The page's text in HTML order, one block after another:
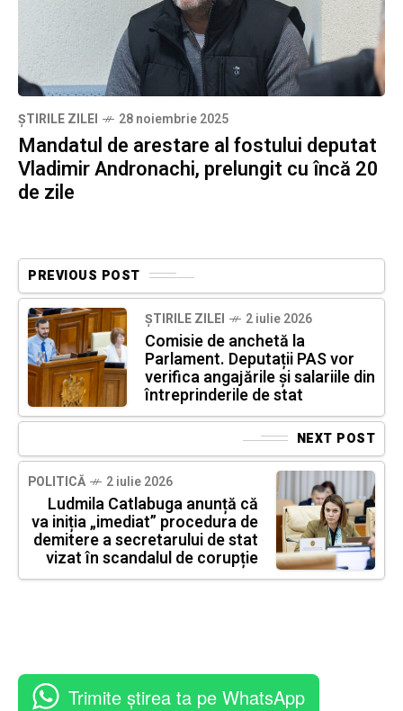
ȘTIRILE ZILEI 28 noiembrie 2025
Mandatul de arestare al fostului deputat
Vladimir Andronachi, prelungit cu încă 20
de zile
PREVIOUS POST
ȘTIRILE ZILEI 2 iulie 2026
Comisie de anchetă la
Parlament. Deputații PAS vor
verifica angajările și salariile din
întreprinderile de stat
NEXT POST
POLITICĂ 2 iulie 2026
Ludmila Catlabuga anunță că
va iniția „imediat” procedura de
demitere a secretarului de stat
vizat în scandalul de corupție
Trimite știrea ta pe WhatsApp